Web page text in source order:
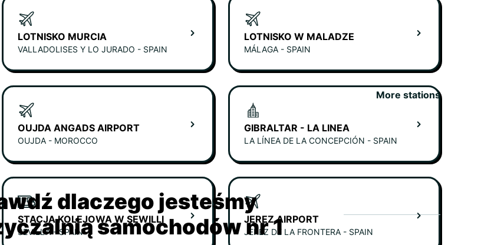
LOTNISKO MURCIA
VALLADOLISES Y LO JURADO - SPAIN
LOTNISKO W MALADZE
MÁLAGA - SPAIN
OUJDA ANGADS AIRPORT
OUJDA - MOROCCO
GIBRALTAR - LA LINEA
LA LÍNEA DE LA CONCEPCIÓN - SPAIN
STACJA KOLEJOWA W SEWILLI
SEVILLA - SPAIN
JEREZ AIRPORT
JEREZ DE LA FRONTERA - SPAIN
More stations
dlaczego jesteśmy
samochodów nr 1